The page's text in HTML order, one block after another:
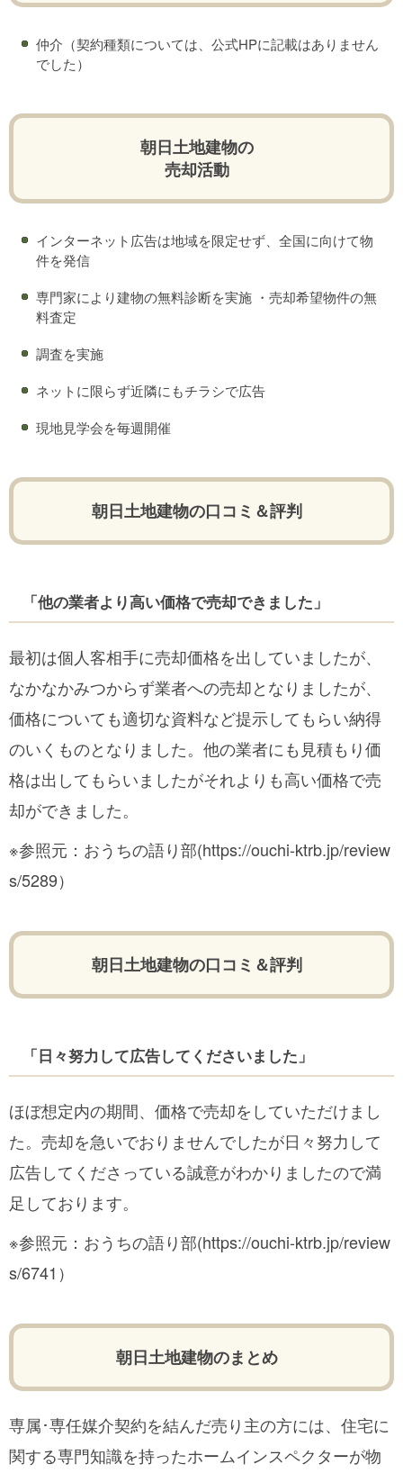
仲介（契約種類については、公式HPに記載はありません
でした）
朝日土地建物の
売却活動
インターネット広告は地域を限定せず、全国に向けて物
件を発信
専門家により建物の無料診断を実施 ・売却希望物件の無
料査定
調査を実施
ネットに限らず近隣にもチラシで広告
現地見学会を毎週開催
朝日土地建物の口コミ＆評判
「他の業者より高い価格で売却できました」
最初は個人客相手に売却価格を出していましたが、
なかなかみつからず業者への売却となりましたが、
価格についても適切な資料など提示してもらい納得
のいくものとなりました。他の業者にも見積もり価
格は出してもらいましたがそれよりも高い価格で売
却ができました。
※参照元：おうちの語り部(https://ouchi-ktrb.jp/review
s/5289）
朝日土地建物の口コミ＆評判
「日々努力して広告してくださいました」
ほぼ想定内の期間、価格で売却をしていただけまし
た。売却を急いでおりませんでしたが日々努力して
広告してくださっている誠意がわかりましたので満
足しております。
※参照元：おうちの語り部(https://ouchi-ktrb.jp/review
s/6741）
朝日土地建物のまとめ
専属･専任媒介契約を結んだ売り主の方には、住宅に
関する専門知識を持ったホームインスペクターが物